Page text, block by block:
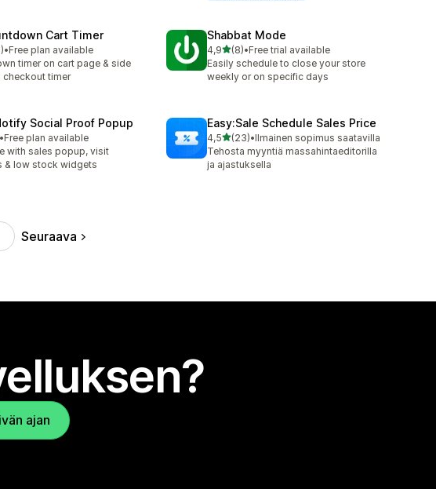
Cart Timer
yhteensä
•Free plan available
timer on cart page & side
checkout timer
Shabbat Mode
4,9/ 5 tähteä
(8)
8 arvostelua yhteensä
•Free trial available
Easily schedule to close your store
weekly or on specific days
Social Proof Popup
yhteensä
•Free plan available
with sales popup, visit
& low stock widgets
Easy:Sale Schedule Sales Price
4,5/ 5 tähteä
(23)
23 arvostelua yhteensä
•Ilmainen sopimus saatavilla
Tehosta myyntiä massahintaeditorilla
ja ajastuksella
Seuraava
ajan